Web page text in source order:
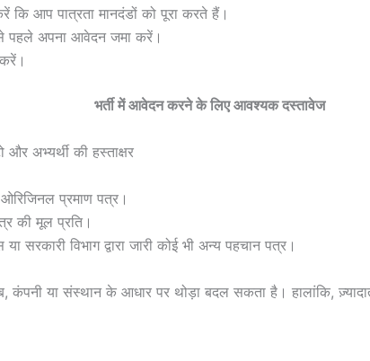
आप पात्रता मानदंडों को पूरा करते हैं।
पहले अपना आवेदन जमा करें।
भर्ती में आवेदन करने के लिए आवश्यक दस्तावेज
अभ्यर्थी की हस्ताक्षर
प्रमाण पत्र।
की मूल प्रति।
सरकारी विभाग द्वारा जारी कोई भी अन्य पहचान पत्र।
कंपनी या संस्थान के आधार पर थोड़ा बदल सकता है। हालांकि,